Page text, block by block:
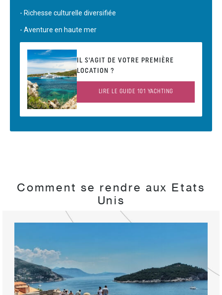
- Richesse culturelle diversifiée
- Aventure en haute mer
IL S'AGIT DE VOTRE PREMIÈRE
LOCATION ?
LIRE LE GUIDE 101 YACHTING
Comment se rendre aux Etats
Unis